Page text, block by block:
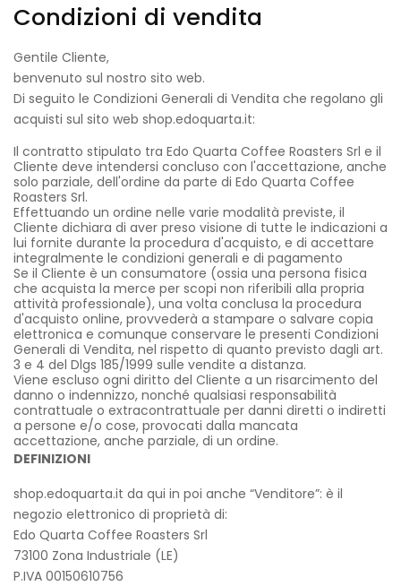
Condizioni di vendita
Gentile Cliente,
benvenuto sul nostro sito web.
Di seguito le Condizioni Generali di Vendita che regolano gli
acquisti sul sito web shop.edoquarta.it:
Il contratto stipulato tra Edo Quarta Coffee Roasters Srl e il
Cliente deve intendersi concluso con l'accettazione, anche
solo parziale, dell'ordine da parte di Edo Quarta Coffee
Roasters Srl.
Effettuando un ordine nelle varie modalità previste, il
Cliente dichiara di aver preso visione di tutte le indicazioni a
lui fornite durante la procedura d'acquisto, e di accettare
integralmente le condizioni generali e di pagamento
Se il Cliente è un consumatore (ossia una persona fisica
che acquista la merce per scopi non riferibili alla propria
attività professionale), una volta conclusa la procedura
d'acquisto online, provvederà a stampare o salvare copia
elettronica e comunque conservare le presenti Condizioni
Generali di Vendita, nel rispetto di quanto previsto dagli art.
3 e 4 del Dlgs 185/1999 sulle vendite a distanza.
Viene escluso ogni diritto del Cliente a un risarcimento del
danno o indennizzo, nonché qualsiasi responsabilità
contrattuale o extracontrattuale per danni diretti o indiretti
a persone e/o cose, provocati dalla mancata
accettazione, anche parziale, di un ordine.
DEFINIZIONI
shop.edoquarta.it da qui in poi anche “Venditore”: è il
negozio elettronico di proprietà di:
Edo Quarta Coffee Roasters Srl
73100 Zona Industriale (LE)
P.IVA 00150610756